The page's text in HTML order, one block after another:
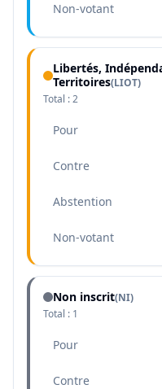
Non-votant
Libertés,
Territoires(LIOT)
Total :2
Pour
Contre
Abstention
Non-votant
Non inscrit(NI)
Total : 1
Pour
Contre